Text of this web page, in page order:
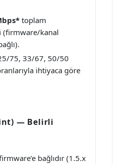
toplam
(firmware/kanal
75, 33/67, 50/50
ihtiyaca göre
— Belirli
bağlıdır (1.5.x